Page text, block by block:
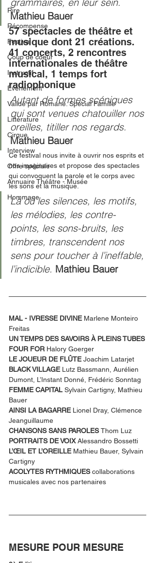
Rire
Récompense
Festival
Coup de coeur
Instructif
Événement
Validé par Romane. Spécial Famille
Littérature
Cirque
Interview
Offre spéciale
Annuaire Théâtre - Musée
Hommage
Mathieu Bauer
57 spectacles de théâtre et
musique dont 21 créations.
41 concerts, 2 rencontres
internationales de théâtre
musical, 1 temps fort
radiophonique
Autant de formes scéniques
qui sont venues chatouiller nos
oreilles, titiller nos regards.
Mathieu Bauer
Ce festival nous invite à ouvrir nos esprits et
nos imaginaires et propose des spectacles
qui convoquent la parole et le corps avec
les sons et la musique.
Là où les silences, les motifs,
les mélodies, les contre-
points, les sons-bruits, les
timbres, transcendent nos
sens pour toucher à l’ineffable,
l’indicible. Mathieu Bauer
MAL - IVRESSE DIVINE Marlene Monteiro
Freitas
UN TEMPS DES SAVOIRS À PLEINS TUBES
FOUR FOR Halory Goerger
LE JOUEUR DE FLÛTE Joachim Latarjet
BLACK VILLAGE Lutz Bassmann, Aurélien
Dumont, L’Instant Donné, Frédéric Sonntag
FEMME CAPITAL Sylvain Cartigny, Mathieu
Bauer
AINSI LA BAGARRE Lionel Dray, Clémence
Jeanguillaume
CHANSONS SANS PAROLES Thom Luz
PORTRAITS DE VOIX Alessandro Bossetti
L’ŒIL ET L’OREILLE Mathieu Bauer, Sylvain
Cartigny
ACOLYTES RYTHMIQUES collaborations
musicales avec nos partenaires
MESURE POUR MESURE